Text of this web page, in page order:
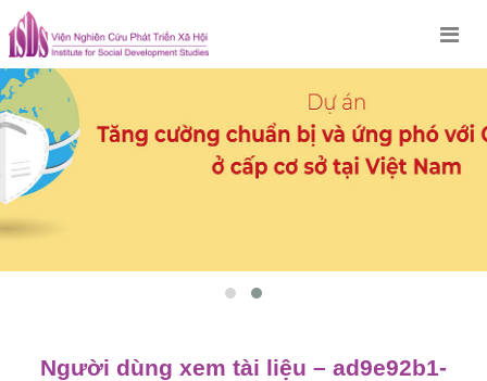
Skip
to
content
Người dùng xem tài liệu – ad9e92b1-